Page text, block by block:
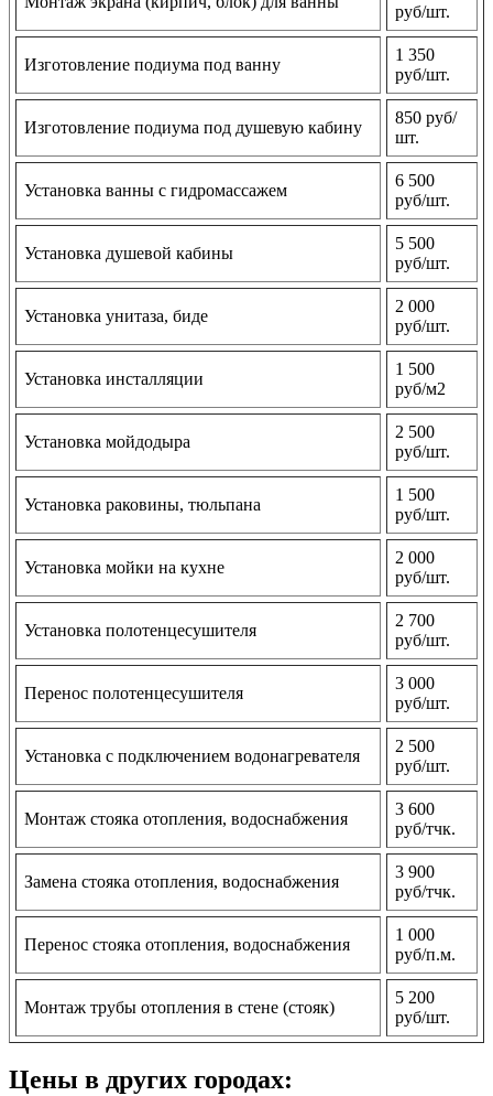
руб/шт.
Изготовление подиума под ванну
1 350
руб/шт.
Изготовление подиума под душевую кабину
850 руб/
шт.
Установка ванны с гидромассажем
6 500
руб/шт.
Установка душевой кабины
5 500
руб/шт.
Установка унитаза, биде
2 000
руб/шт.
Установка инсталляции
1 500
руб/м2
Установка мойдодыра
2 500
руб/шт.
Установка раковины, тюльпана
1 500
руб/шт.
Установка мойки на кухне
2 000
руб/шт.
Установка полотенцесушителя
2 700
руб/шт.
Перенос полотенцесушителя
3 000
руб/шт.
Установка с подключением водонагревателя
2 500
руб/шт.
Монтаж стояка отопления, водоснабжения
3 600
руб/тчк.
Замена стояка отопления, водоснабжения
3 900
руб/тчк.
Перенос стояка отопления, водоснабжения
1 000
руб/п.м.
Монтаж трубы отопления в стене (стояк)
5 200
руб/шт.
Цены в других городах: